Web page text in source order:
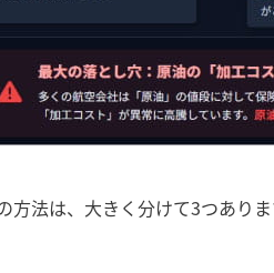
方法は、大きく分けて3つありま